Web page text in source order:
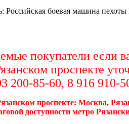
Российская боевая машина
покупатели если
проспекте
200-85-60, 8 916 910-
проспекте: Москва,
доступности метро